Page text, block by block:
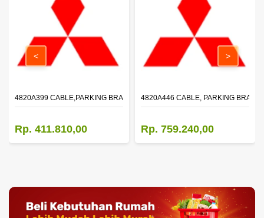
4820A399 CABLE,PARKING BRAKE,FR
Rp. 411.810,00
4820A446 CABLE, PARKING
Rp. 759.240,00
< >